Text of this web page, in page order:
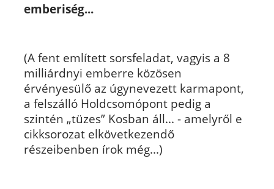
emberiség...
(A fent említett sorsfeladat, vagyis a 8
milliárdnyi emberre közösen
érvényesülő az úgynevezett karmapont,
a felszálló Holdcsomópont pedig a
szintén „tüzes” Kosban áll... - amelyről e
cikksorozat elkövetkezendő
részeibenben írok még...)